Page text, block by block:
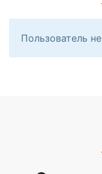
Пользователь